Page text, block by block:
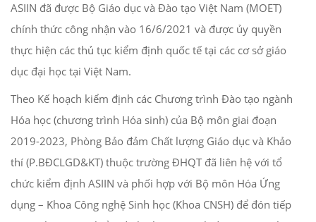
ASIIN đã được Bộ Giáo dục và Đào tạo Việt Nam (MOET)
chính thức công nhận vào 16/6/2021 và được ủy quyền
thực hiện các thủ tục kiểm định quốc tế tại các cơ sở giáo
dục đại học tại Việt Nam.
Theo Kế hoạch kiểm định các Chương trình Đào tạo ngành
Hóa học (chương trình Hóa sinh) của Bộ môn giai đoạn
2019-2023, Phòng Bảo đảm Chất lượng Giáo dục và Khảo
thí (P.BĐCLGD&KT) thuộc trường ĐHQT đã liên hệ với tổ
chức kiểm định ASIIN và phối hợp với Bộ môn Hóa Ứng
dụng – Khoa Công nghệ Sinh học (Khoa CNSH) để đón tiếp